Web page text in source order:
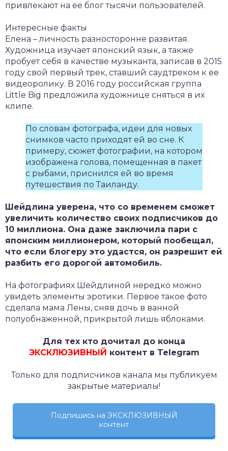
привлекают на ее блог тысячи пользователей.
Интересные факты
Елена – личность разносторонне развитая.
Художница изучает японский язык, а также
пробует себя в качестве музыканта, записав в 2015
году свой первый трек, ставший саудтреком к ее
видеоролику. В 2016 году российская группа
Little Big предложила художнице сняться в их
клипе.
По словам фотографа, идеи для новых
снимков часто приходят ей во сне. К
примеру, сюжет фотографии, на котором
изображена голова, помещенная в пакет
с рыбами, приснился ей во время
путешествия по Таиланду.
Шейдлина уверена, что со временем сможет
увеличить количество своих подписчиков до
10 миллиона. Она даже заключила пари с
японским миллионером, который пообещал,
что если блогеру это удастся, он разрешит ей
разбить его дорогой автомобиль.
На фотографиях Шейдлиной нередко можно
увидеть элементы эротики. Первое такое фото
сделала мама Лены, сняв дочь в ванной
полуобнаженной, прикрытой лишь яблоками.
Для тех кто дочитал до конца
ЭКСКЛЮЗИВНЫЙ контент в Telegram
Только для подписчиков канала мы публикуем
закрытые материалы!
Подпишись на ЭКСКЛЮЗИВНЫЙ
контент